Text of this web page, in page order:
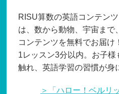
RISU算数の英語コンテンツ
は、数から動物、宇宙まで
コンテンツを無料でお届け！
1レッスン3分以内。お子
触れ、英語学習の習慣が身
＞「ハロー！ベルリ